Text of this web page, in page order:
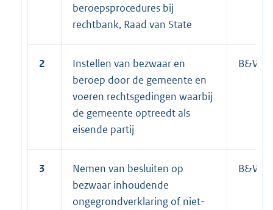
beroepsprocedures bij
rechtbank, Raad van State
2
Instellen van bezwaar en
beroep door de gemeente en
voeren rechtsgedingen waarbij
de gemeente optreedt als
eisende partij
B&W
3
Nemen van besluiten op
bezwaar inhoudende
ongegrondverklaring of niet-
B&W